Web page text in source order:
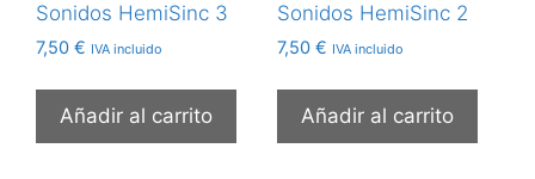
Sonidos HemiSinc 3
7,50 € IVA incluido
Añadir al carrito
Sonidos HemiSinc 2
7,50 € IVA incluido
Añadir al carrito